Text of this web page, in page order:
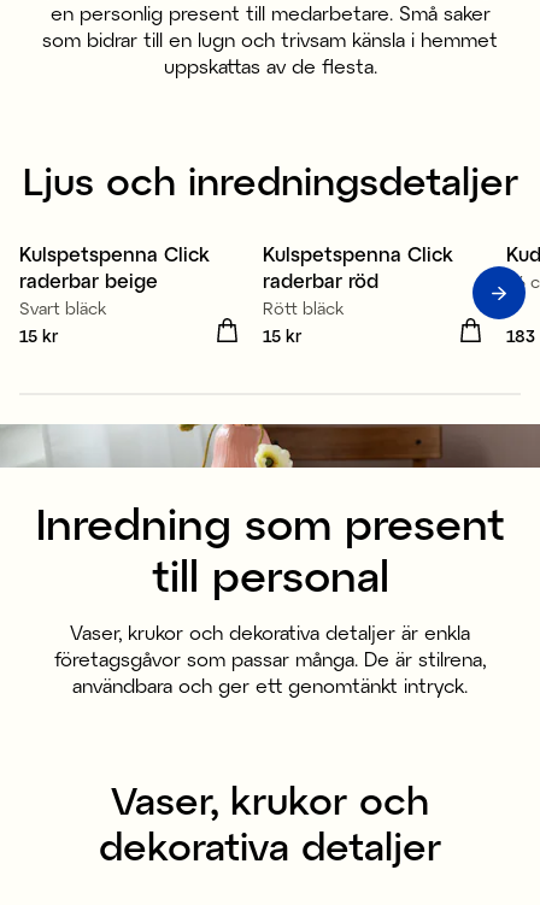
en personlig present till medarbetare. Små saker
som bidrar till en lugn och trivsam känsla i hemmet
uppskattas av de flesta.
Ljus och inredningsdetaljer
Nyhet
Kulspetspenna Click
raderbar beige
Svart bläck
Pris:
15 kr
Nyhet
Kulspetspenna Click
raderbar röd
Rött bläck
Pris:
15 kr
66
Pris
183
Inredning som present
till personal
Vaser, krukor och dekorativa detaljer är enkla
företagsgåvor som passar många. De är stilrena,
användbara och ger ett genomtänkt intryck.
Vaser, krukor och
dekorativa detaljer